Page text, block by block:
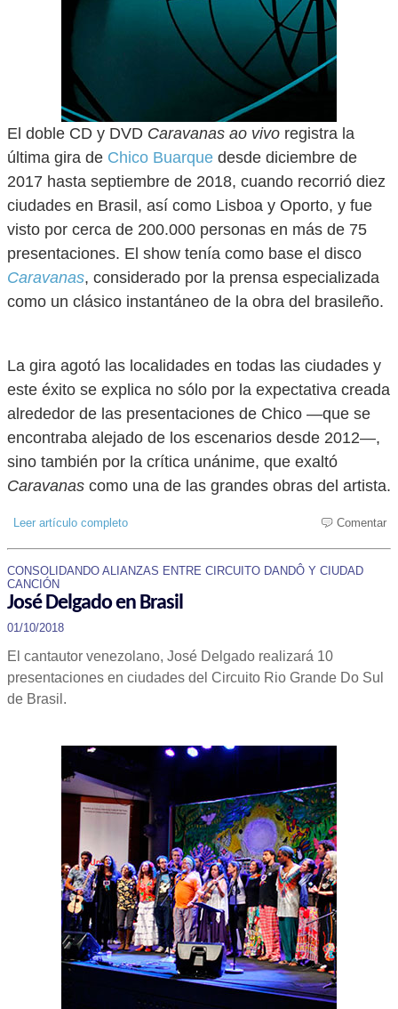
El doble CD y DVD Caravanas ao vivo registra la
última gira de Chico Buarque desde diciembre de
2017 hasta septiembre de 2018, cuando recorrió diez
ciudades en Brasil, así como Lisboa y Oporto, y fue
visto por cerca de 200.000 personas en más de 75
presentaciones. El show tenía como base el disco
Caravanas, considerado por la prensa especializada
como un clásico instantáneo de la obra del brasileño.
La gira agotó las localidades en todas las ciudades y
este éxito se explica no sólo por la expectativa creada
alrededor de las presentaciones de Chico —que se
encontraba alejado de los escenarios desde 2012—,
sino también por la crítica unánime, que exaltó
Caravanas como una de las grandes obras del artista.
Leer artículo completo Comentar
CONSOLIDANDO ALIANZAS ENTRE CIRCUITO DANDÔ Y CIUDAD
CANCIÓN
José Delgado en Brasil
01/10/2018
El cantautor venezolano, José Delgado realizará 10
presentaciones en ciudades del Circuito Rio Grande Do Sul
de Brasil.